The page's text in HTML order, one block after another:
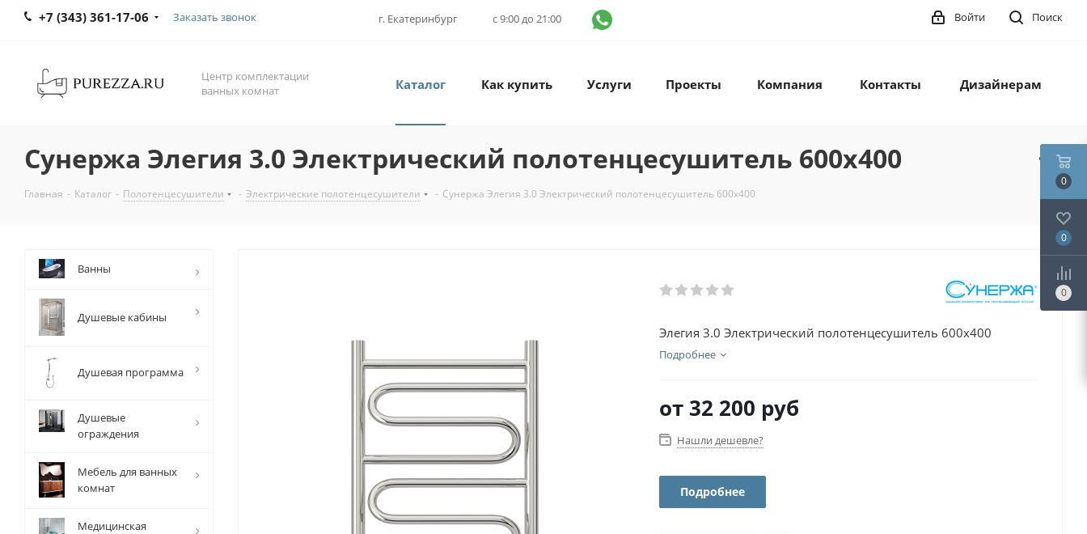
+7 (343) 361-17-06 Заказать звонок г. Екатеринбург с 9:00 до 21:00 Поиск
Войти
Центр комплектации
ванных комнат
Каталог Как купить Услуги Проекты Компания Контакты Дизайнерам
Сунержа Элегия 3.0 Электрический полотенцесушитель 600х400
Главная - Каталог - Полотенцесушители - Электрические полотенцесушители - Сунержа Элегия 3.0 Электрический полотенцесушитель 600х400
Элегия 3.0 Электрический полотенцесушитель 600х400
Подробнее
от 32 200 руб
Нашли дешевле?
Подробнее
Ванны
Душевые кабины
Душевая программа
Душевые
ограждения
Мебель для ванных
комнат
Медицинская
0
0
0